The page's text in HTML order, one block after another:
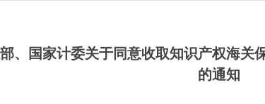
、国家计委关于同意收取知识产权海关
的通知